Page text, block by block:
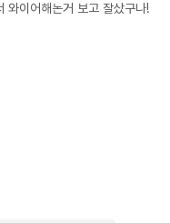
와이어해논거 보고 잘샀구나!